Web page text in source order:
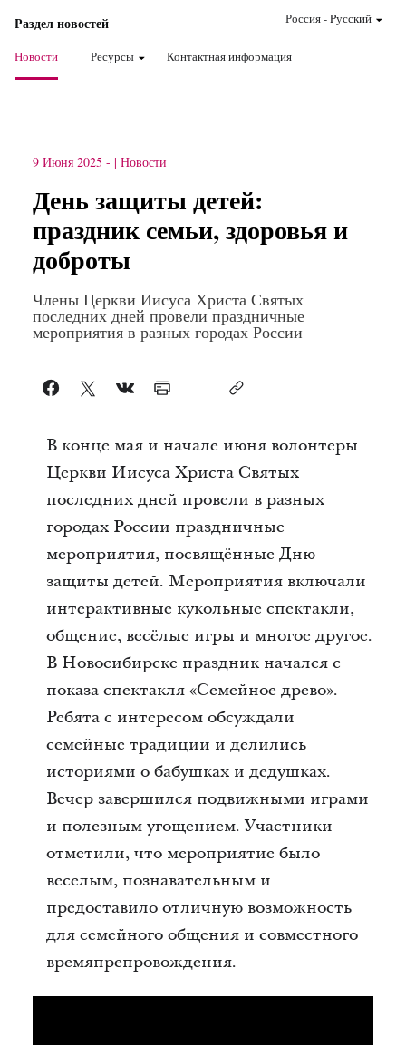
Раздел новостей
Новости Ресурсы Контактная информация
Россия-Pусский
9 Июня 2025 - Новости
День защиты детей:
праздник семьи, здоровья и
доброты
Члены Церкви Иисуса Христа Святых
последних дней провели праздничные
мероприятия в разных городах России
В конце мая и начале июня волонтеры
Церкви Иисуса Христа Святых
последних дней провели в разных
городах России праздничные
мероприятия, посвящённые Дню
защиты детей. Мероприятия включали
интерактивные кукольные спектакли,
общение, весёлые игры и многое другое.
В Новосибирске праздник начался с
показа спектакля «Семейное древо».
Ребята с интересом обсуждали
семейные традиции и делились
историями о бабушках и дедушках.
Вечер завершился подвижными играми
и полезным угощением. Участники
отметили, что мероприятие было
веселым, познавательным и
предоставило отличную возможность
для семейного общения и совместного
времяпрепровождения.